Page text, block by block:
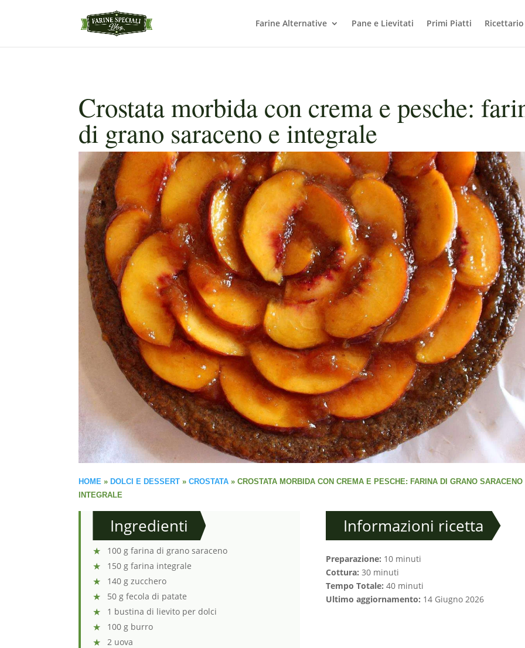
Farine Alternative Pane e Lievitati Primi Piatti Ricettario
Crostata morbida con crema e pesche:
di grano saraceno e integrale
HOME » DOLCI E DESSERT »CROSTATA »CROSTATA MORBIDA CON CREMA E PESCHE: FARINA DI GRANO SARACENO
INTEGRALE
Ingredienti
100 g farina di grano saraceno
150 g farina integrale
140 g zucchero
50 g fecola di patate
1 bustina di lievito per dolci
100 g burro
2 uova
Informazioni ricetta
Preparazione: 10 minuti
Cottura: 30 minuti
Tempo Totale: 40 minuti
Ultimo aggiornamento: 14 Giugno 2026